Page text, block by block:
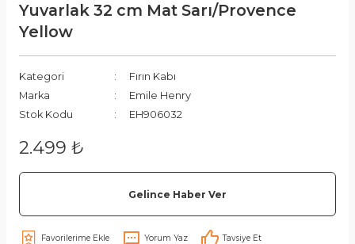
Yuvarlak 32 cm Mat Sarı/Provence
Yellow
Kategori
Fırın Kabı
Marka
Emile Henry
Stok Kodu
EH906032
2.499 ₺
Gelince Haber Ver
Yorum Yaz Tavsiye Et